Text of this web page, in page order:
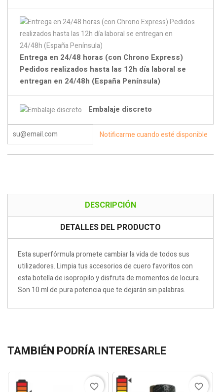
Entrega en 24/48 horas (con Chrono Express)
Pedidos realizados hasta las 12h día laboral se
entregan en 24/48h (España Península)
Embalaje discreto
Notificarme cuando esté disponible
DESCRIPCIÓN
DETALLES DEL PRODUCTO
Esta superfórmula promete cambiar la vida de todos sus
utilizadores. Limpia tus accesorios de cuero favoritos con
esta botella de isopropilo y disfruta de momentos de locura.
Son 10 ml de pura potencia que te dejarán sin palabras.
TAMBIÉN PODRÍA INTERESARLE
favorite_border favorite_border